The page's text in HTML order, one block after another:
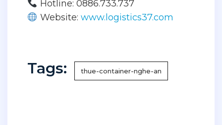
Hotline: 0886.733.737
Website: www.logistics37.com
Tags: thue-container-nghe-an